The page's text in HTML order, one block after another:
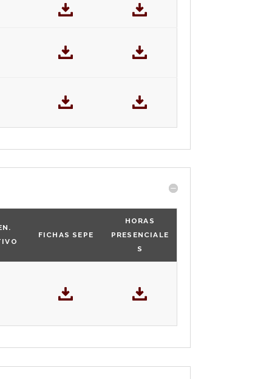
FICHAS SEPE
HORAS
PRESENCIALE
S